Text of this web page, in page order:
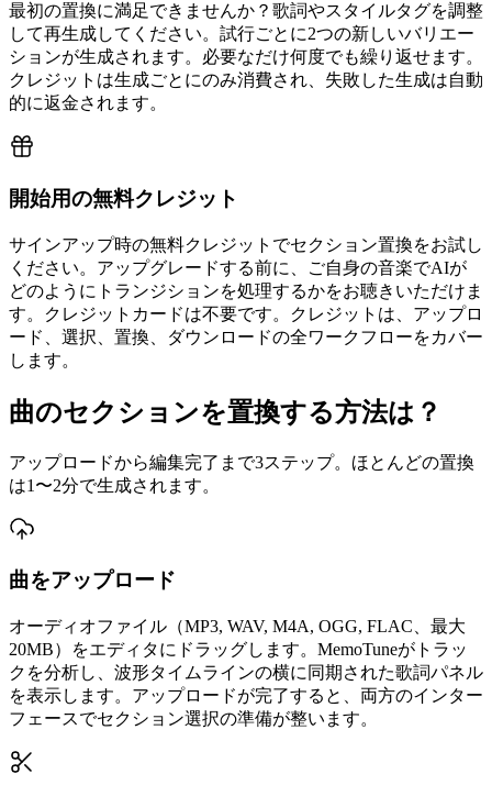
最初の置換に満足できませんか？歌詞やスタイルタグを調整
して再生成してください。試行ごとに2つの新しいバリエー
ションが生成されます。必要なだけ何度でも繰り返せます。
クレジットは生成ごとにのみ消費され、失敗した生成は自動
的に返金されます。
開始用の無料クレジット
サインアップ時の無料クレジットでセクション置換をお試し
ください。アップグレードする前に、ご自身の音楽でAIが
どのようにトランジションを処理するかをお聴きいただけま
す。クレジットカードは不要です。クレジットは、アップロ
ード、選択、置換、ダウンロードの全ワークフローをカバー
します。
曲のセクションを置換する方法は？
アップロードから編集完了まで3ステップ。ほとんどの置換
は1〜2分で生成されます。
曲をアップロード
オーディオファイル（MP3, WAV, M4A, OGG, FLAC、最大
20MB）をエディタにドラッグします。MemoTuneがトラッ
クを分析し、波形タイムラインの横に同期された歌詞パネル
を表示します。アップロードが完了すると、両方のインター
フェースでセクション選択の準備が整います。